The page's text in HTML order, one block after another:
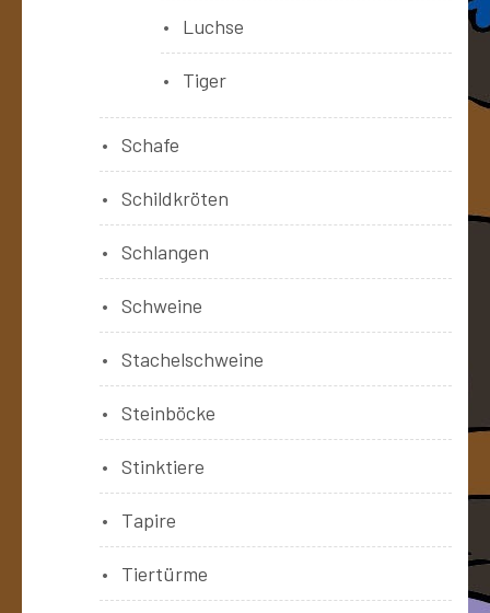
Luchse
Tiger
Schafe
Schildkröten
Schlangen
Schweine
Stachelschweine
Steinböcke
Stinktiere
Tapire
Tiertürme